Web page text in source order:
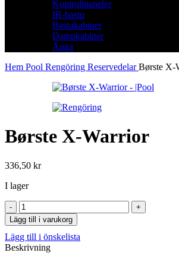
Kontrollpaneler
IR-bastu
Bastukabiner
Dampkabiner
Ånga
Hem Pool Rengöring ReservedelarBørste X-
Børste X-Warrior
336,50 kr
I lager
Børste
X-
Warrior
mängd
Lägg till i varukorg
Lägg till i önskelista
Beskrivning